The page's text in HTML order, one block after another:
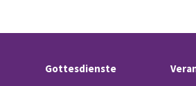
Gottesdienste